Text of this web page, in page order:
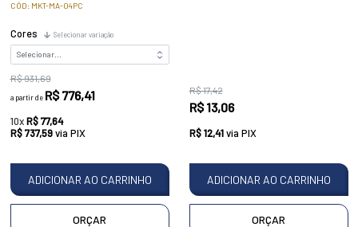
CÓD: MKT-MA-04PC
Cores Selecionar variação
R$ 931,69
a partir de R$ 776,41
10xR$ 77,64
R$ 737,59via PIX
ADICIONAR AO CARRINHO
ORÇAR
R$ 17,42
R$ 13,06
R$ 12,41via PIX
ADICIONAR AO CARRINHO
ORÇAR